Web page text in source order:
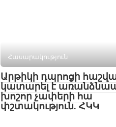
Հասարակություն
Արթիկի դպրոցի
կատարել է
խոշոր չափերի հա
փշտակություն. ՀԿԿ